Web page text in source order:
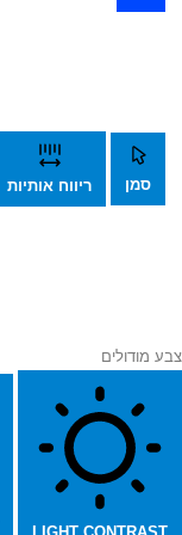
סמן ריווח אותיות
צבע מודולים